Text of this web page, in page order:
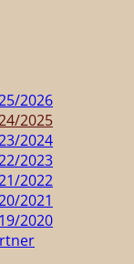
2026
2025
2024
2023
2022
2021
2020